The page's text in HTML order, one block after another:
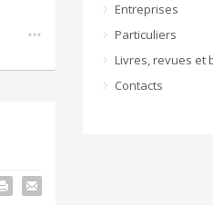
...
Entreprises
Particuliers
Livres, revues et
Contacts